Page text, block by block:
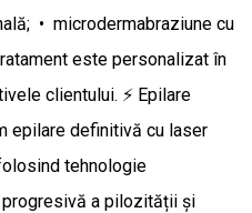
• microdermabraziune cu
este personalizat în
clientului. ⚡ Epilare
epilare definitivă cu laser
tehnologie
a pilozității și